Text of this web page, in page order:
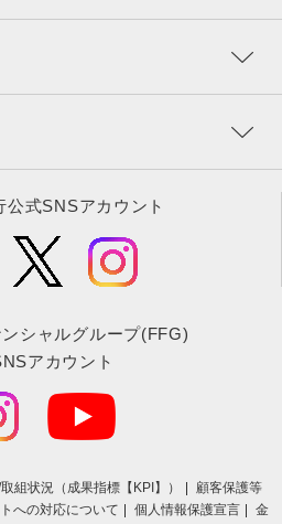
公式SNSアカウント
シャルグループ(FFG)
アカウント
組状況（成果指標【KPI】）
顧客保護等
への対応について 個人情報保護宣言
金